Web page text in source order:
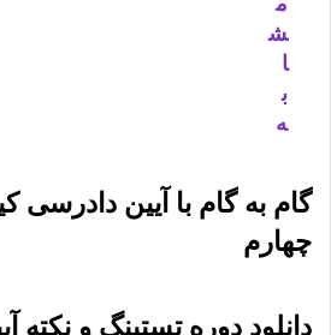
ش
ا
ب
ه
گام به گام با آیین
چهارم
دانلود دوره تستینگ و نکته